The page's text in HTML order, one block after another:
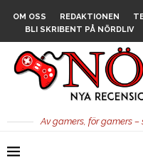
OM OSS REDAKTIONEN
BLI SKRIBENT PÅ NÖRDLIV
Av gamers, för gamers –